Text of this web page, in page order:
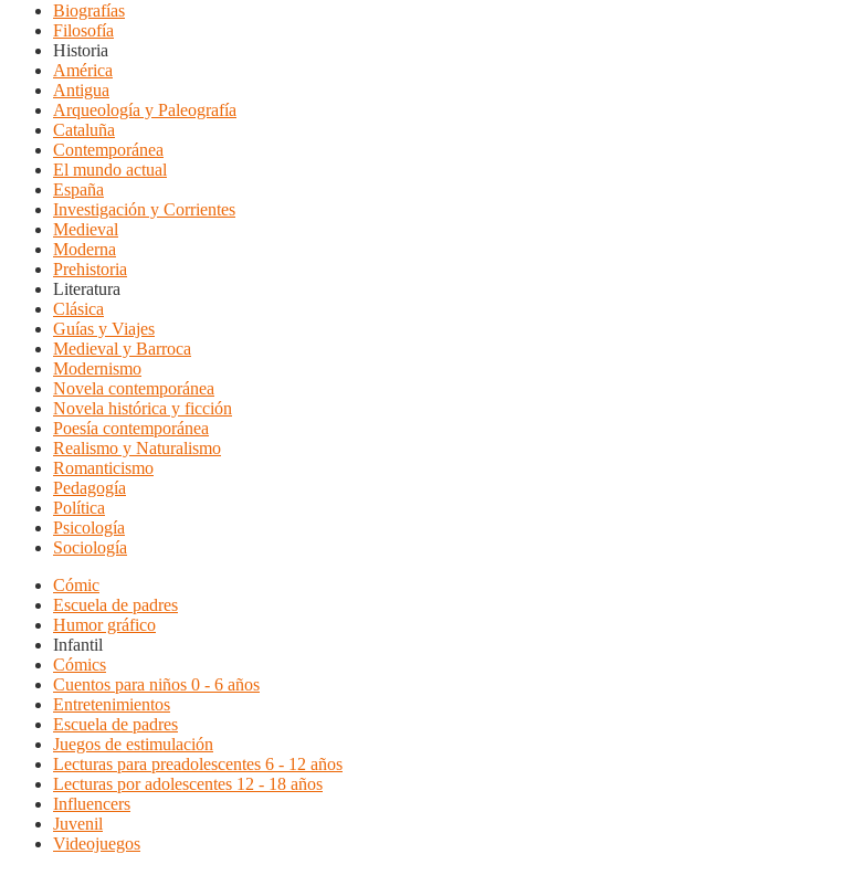
Biografías
Filosofía
Historia
América
Antigua
Arqueología y Paleografía
Cataluña
Contemporánea
El mundo actual
España
Investigación y Corrientes
Medieval
Moderna
Prehistoria
Literatura
Clásica
Guías y Viajes
Medieval y Barroca
Modernismo
Novela contemporánea
Novela histórica y ficción
Poesía contemporánea
Realismo y Naturalismo
Romanticismo
Pedagogía
Política
Psicología
Sociología
Cómic
Escuela de padres
Humor gráfico
Infantil
Cómics
Cuentos para niños 0 - 6 años
Entretenimientos
Escuela de padres
Juegos de estimulación
Lecturas para preadolescentes 6 - 12 años
Lecturas por adolescentes 12 - 18 años
Influencers
Juvenil
Videojuegos